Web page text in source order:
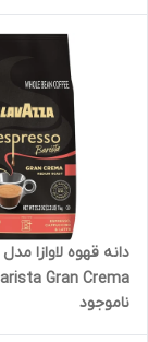
کیلوگرم
ناموجود